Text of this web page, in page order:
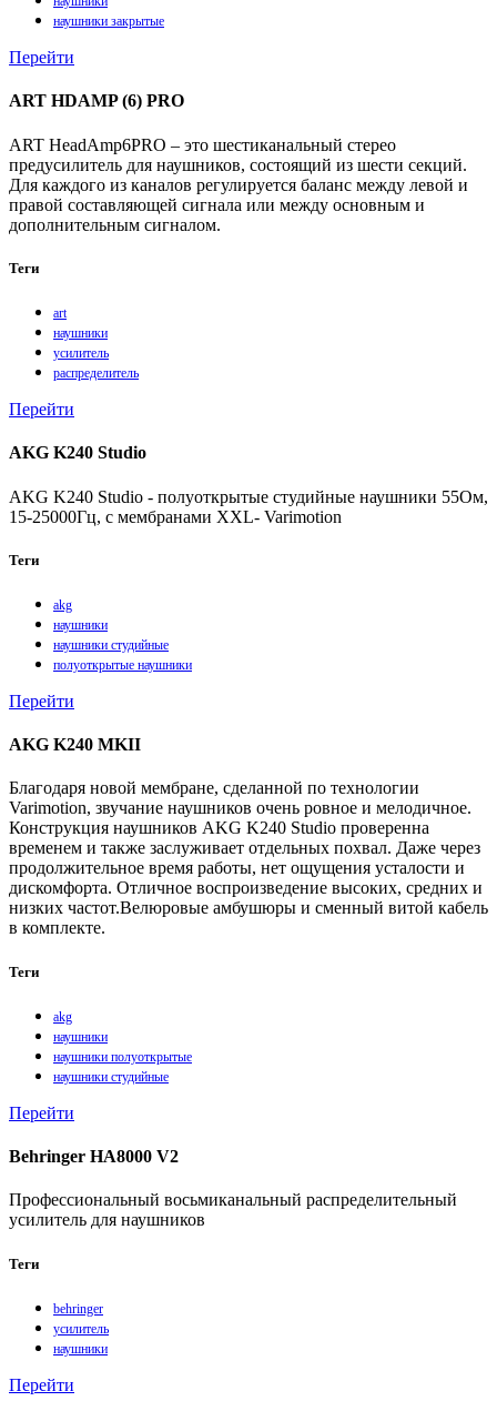
наушники закрытые
Перейти
ART HDAMP (6) PRO
ART HeadAmp6PRO – это шестиканальный стерео
предусилитель для наушников, состоящий из шести секций.
Для каждого из каналов регулируется баланс между левой и
правой составляющей сигнала или между основным и
дополнительным сигналом.
Теги
art
наушники
усилитель
распределитель
Перейти
AKG K240 Studio
AKG K240 Studio - полуоткрытые студийные наушники 55Ом,
15-25000Гц, с мембранами XXL- Varimotion
Теги
akg
наушники
наушники студийные
полуоткрытые наушники
Перейти
AKG K240 MKII
Благодаря новой мембране, сделанной по технологии
Varimotion, звучание наушников очень ровное и мелодичное.
Конструкция наушников AKG K240 Studio проверенна
временем и также заслуживает отдельных похвал. Даже через
продолжительное время работы, нет ощущения усталости и
дискомфорта. Отличное воспроизведение высоких, средних и
низких частот.Велюровые амбушюры и сменный витой кабель
в комплекте.
Теги
akg
наушники
наушники полуоткрытые
наушники студийные
Перейти
Behringer HA8000 V2
Профессиональный восьмиканальный распределительный
усилитель для наушников
Теги
behringer
усилитель
наушники
Перейти